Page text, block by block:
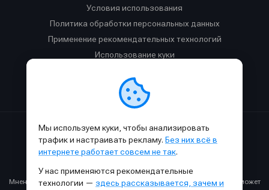
Условия использования
Политика обработки персональных данных
Применение рекомендательных технологий
Использование куки
Правила общения в Телеграм-чате
Сделано с к в SAMESOUND© 2015-2026.
Использование материалов SAMESOUND разрешено только с
Все права на картинки и тексты принадлежат их авторам.
Мнение авторов может не совпадать с мнением редакции, которое может
Мы используем куки, чтобы анализировать
трафик и настраивать рекламу. Без них всё в
интернете работает совсем не так.
У нас применяются рекомендательные
технологии — здесь рассказывается, зачем и